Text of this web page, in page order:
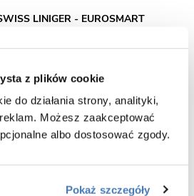
z plików cookie
do działania strony, analityki,
Możesz zaakceptować
albo dostosować zgody.
Pokaż szczegóły
LINIGER - EUROSMART
8mm z technologią Easy Clean
Swiss-Liniger Premium – szkło
przesuwne Swiss-Liniger Premium to
jakości wykonania. Grafitowe szkło
konstrukcji efektowny, lekko
poczucie prywatności i podkreśla
industrialny akcent, idealny do